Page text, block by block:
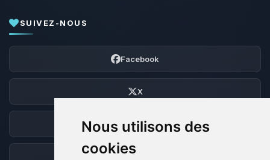
Nous utilisons des
cookies
SUIVEZ-NOUS
Facebook
X
Discord
Forum